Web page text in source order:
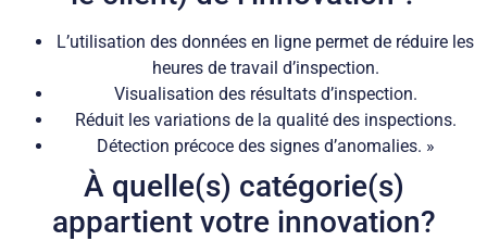
L’utilisation des données en ligne permet de réduire les
heures de travail d’inspection.
Visualisation des résultats d’inspection.
Réduit les variations de la qualité des inspections.
Détection précoce des signes d’anomalies. »
À quelle(s) catégorie(s)
appartient votre innovation?